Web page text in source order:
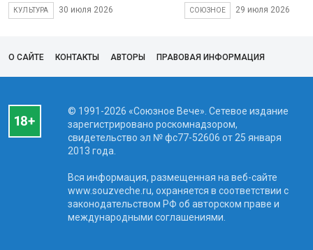
КУЛЬТУРА 30 июля 2026 СОЮЗНОЕ 29 июля 2026
О САЙТЕ КОНТАКТЫ АВТОРЫ ПРАВОВАЯ ИНФОРМАЦИЯ
© 1991-2026 «Союзное Вече». Сетевое издание
зарегистрировано роскомнадзором,
свидетельство эл № фc77-52606 от 25 января
2013 года.
Вся информация, размещенная на веб-сайте
www.souzveche.ru, охраняется в соответствии с
законодательством РФ об авторском праве и
международными соглашениями.